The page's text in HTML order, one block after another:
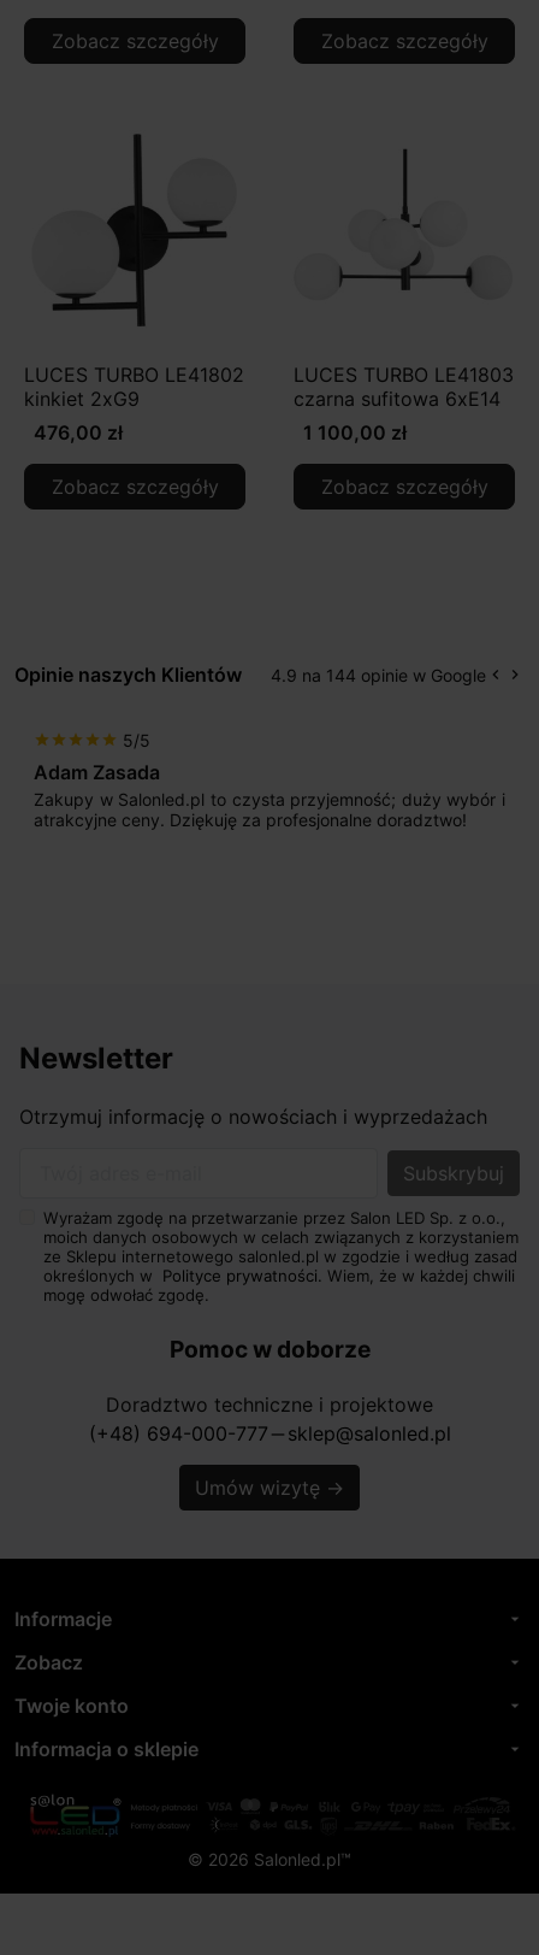
Zobacz szczegóły Zobacz szczegóły
LUCES TURBO LE41802
kinkiet 2xG9
476,00 zł
Zobacz szczegóły
LUCES TURBO LE41803
czarna sufitowa 6xE14
1 100,00 zł
Zobacz szczegóły
Opinie naszych Klientów 4.9 na 144 opinie w Google keyboard_arrow_left keyboard_arrow_right
star star star star star 5/5
Adam Zasada
Zakupy w Salonled.pl to czysta przyjemność; duży wybór i
atrakcyjne ceny. Dziękuję za profesjonalne doradztwo!
Newsletter
Otrzymuj informację o nowościach i wyprzedażach
Wyrażam zgodę na przetwarzanie przez Salon LED Sp. z o.o.,
moich danych osobowych w celach związanych z korzystaniem
ze Sklepu internetowego salonled.pl w zgodzie i według zasad
określonych w Polityce prywatności. Wiem, że w każdej chwili
mogę odwołać zgodę.
Pomoc w doborze
Doradztwo techniczne i projektowe
(+48) 694-000-777 horizontal_rule sklep@salonled.pl
Umów wizytę →
Informacje arrow_drop_down
Zobacz arrow_drop_down
Twoje konto arrow_drop_down
Informacja o sklepie arrow_drop_down
© 2026 Salonled.pl™